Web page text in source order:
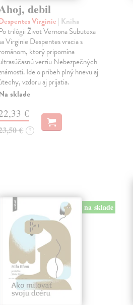
debil
Virginie | Kniha
trilógii Život Vernona Subutexa
Virginie Despentes vracia s
ktorý pripomína
verziu Nebezpečných
Ide o príbeh plný hnevu aj
vzdoru aj prijatia.
sklade
€
€ ?
na sklade